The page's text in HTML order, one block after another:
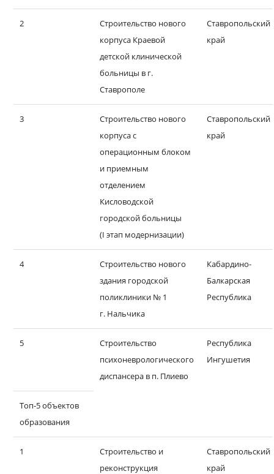
2
Строительство нового
корпуса Краевой
детской клинической
больницы в г.
Ставрополе
Ставропольский
край
3
Строительство нового
корпуса с
операционным блоком
и приемным
отделением
Кисловодской
городской больницы
(I этап модернизации)
Ставропольский
край
4
Строительство нового
здания городской
поликлиники № 1
г. Нальчика
Кабардино-
Балкарская
Республика
5
Строительство
психоневрологического
диспансера в п. Плиево
Республика
Ингушетия
Топ-5 объектов
образования
1
Строительство и
реконструкция
Ставропольский
край